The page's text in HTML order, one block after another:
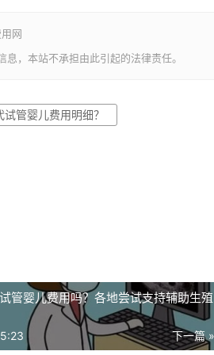
网
，本站不承担由此引起的法律责任。
试管婴儿费用明细？
管婴儿费用吗？各地尝试支持辅助生殖
下一篇 »